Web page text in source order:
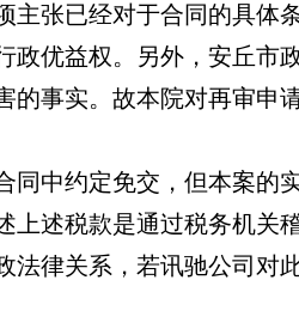
主张已经对于合同的具体
政优益权。另外，安丘市
的事实。故本院对再审申
同中约定免交，但本案的
上述税款是通过税务机关
法律关系，若讯驰公司对